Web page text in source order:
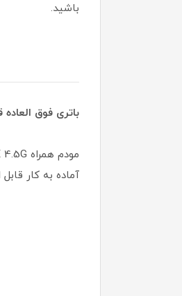
باشید.
باتری فوق العاده
آماده به کار